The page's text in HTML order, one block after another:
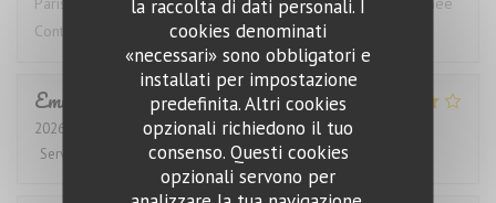
la raccolta di dati personali. I
cookies denominati
«necessari» sono obbligatori e
installati per impostazione
predefinita. Altri cookies
opzionali richiedono il tuo
consenso. Questi cookies
opzionali servono per
Conti, Pétrus, Hermitage ou Montrachet ça fait rêver
Emmeline
2026-08-04
- 12:30 - Ospiti 2
Servizio
Atmosfera: 4/5 Cucina:5 /5 Qualità / Prezzo